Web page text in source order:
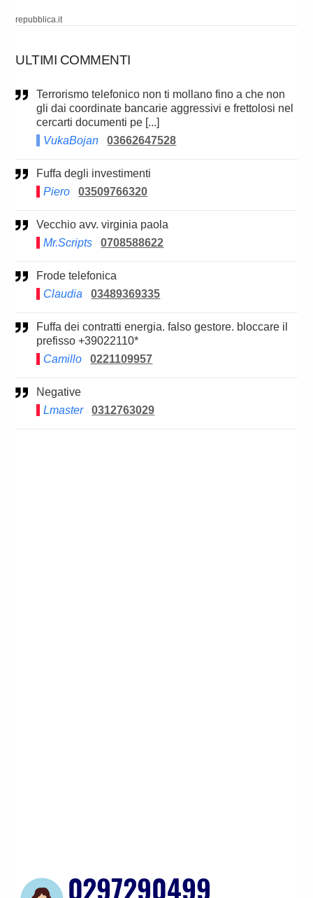
repubblica.it
ULTIMI COMMENTI
Terrorismo telefonico non ti mollano fino a che non
gli dai coordinate bancarie aggressivi e frettolosi nel
cercarti documenti pe [...]
VukaBojan
03662647528
Fuffa degli investimenti
Piero
03509766320
Vecchio avv. virginia paola
Mr.Scripts
0708588622
Frode telefonica
Claudia
03489369335
Fuffa dei contratti energia. falso gestore. bloccare il
prefisso +39022110*
Camillo
0221109957
Negative
Lmaster
0312763029